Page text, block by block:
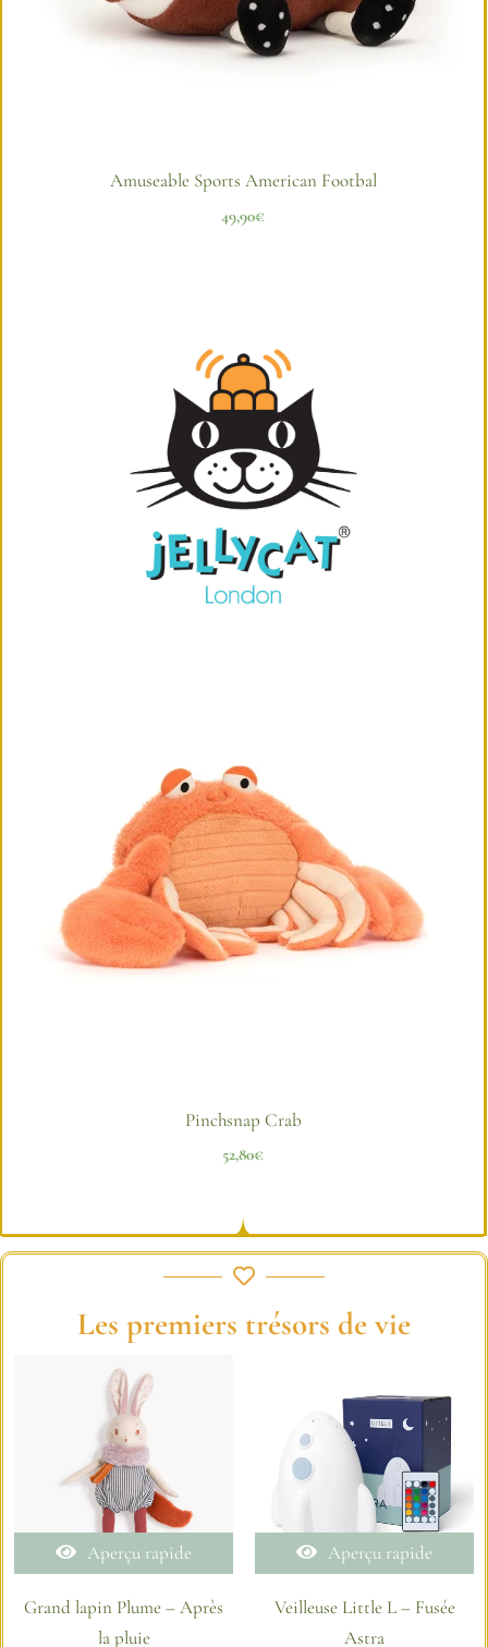
Amuseable Sports American Footbal
49,90€
Pinchsnap Crab
52,80€
Les premiers trésors de vie
Aperçu rapide
Grand lapin Plume – Après
la pluie
Aperçu rapide
Veilleuse Little L – Fusée
Astra